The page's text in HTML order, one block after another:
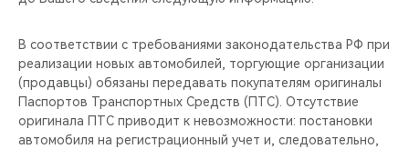
БЛАГОТВОРИТЕЛЬНОСТЬ
CHERY REMOTE
CHERY И СПОРТ
В соответствии с требованиями законодательства РФ при
реализации новых автомобилей, торгующие организации
(продавцы) обязаны передавать покупателям оригиналы
Паспортов Транспортных Средств (ПТС). Отсутствие
оригинала ПТС приводит к невозможности: постановки
автомобиля на регистрационный учет и, следовательно,